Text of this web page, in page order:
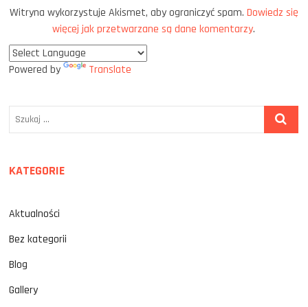
Witryna wykorzystuje Akismet, aby ograniczyć spam. Dowiedz się
więcej jak przetwarzane są dane komentarzy.
Powered by Translate
Szukaj
…
KATEGORIE
Aktualności
Bez kategorii
Blog
Gallery